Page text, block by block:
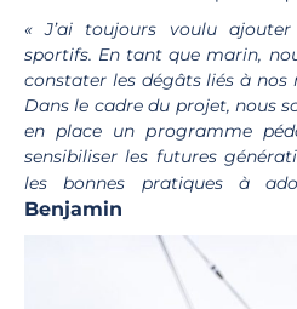
« J’ai toujours voulu
sportifs. En tant que marin,
constater les dégâts liés à nos
Dans le cadre du projet, nous
en place un programme
sensibiliser les futures
les bonnes pratiques à
Benjamin